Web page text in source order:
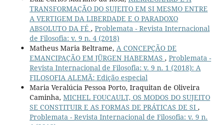
TRANSFORMAÇÃO DO SUJEITO EM SI MESMO ENTRE
A VERTIGEM DA LIBERDADE E O PARADOXO
ABSOLUTO DA FÉ , Problemata - Revista Internacional
de Filosofia: v. 9 n. 4 (2018)
Matheus Maria Beltrame, A CONCEPÇÃO DE
EMANCIPAÇÃO EM JÜRGEN HABERMAS , Problemata -
Revista Internacional de Filosofia: v. 9 n. 1 (2018): A
FILOSOFIA ALEMÃ: Edição especial
Maria Veralúcia Pessoa Porto, Iraquitan de Oliveira
Caminha, MICHEL FOUCAULT, OS MODOS DO SUJEITO
SE CONSTITUIR E AS FORMAS DE PRÁTICAS DE SI ,
Problemata - Revista Internacional de Filosofia: v. 9 n.